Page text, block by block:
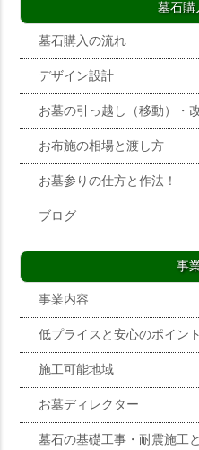
墓石購
墓石購入の流れ
デザイン設計
お墓の引っ越し（移動）・
お布施の相場と渡し方
お墓参りの仕方と作法！
ブログ
事
事業内容
低プライスと安心のポイント
施工可能地域
お墓ディレクター
墓石の基礎工事・耐震施工